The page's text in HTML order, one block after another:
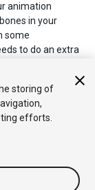
animation
in your
some
to do an extra
muscles.
storing of
efforts.